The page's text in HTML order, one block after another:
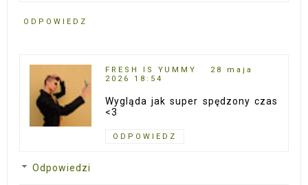
ODPOWIEDZ
FRESH IS YUMMY
28 maja
2026 18:54
Wygląda jak super spędzony czas
<3
ODPOWIEDZ
Odpowiedzi